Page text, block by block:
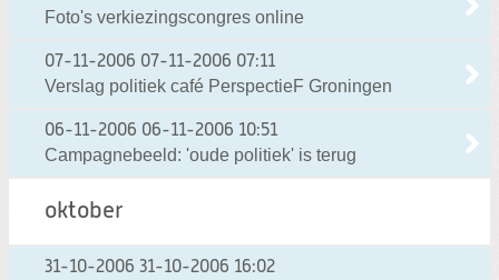
Foto's verkiezingscongres online
07-11-2006 07-11-2006 07:11
Verslag politiek café PerspectieF Groningen
06-11-2006 06-11-2006 10:51
Campagnebeeld: 'oude politiek' is terug
oktober
31-10-2006 31-10-2006 16:02